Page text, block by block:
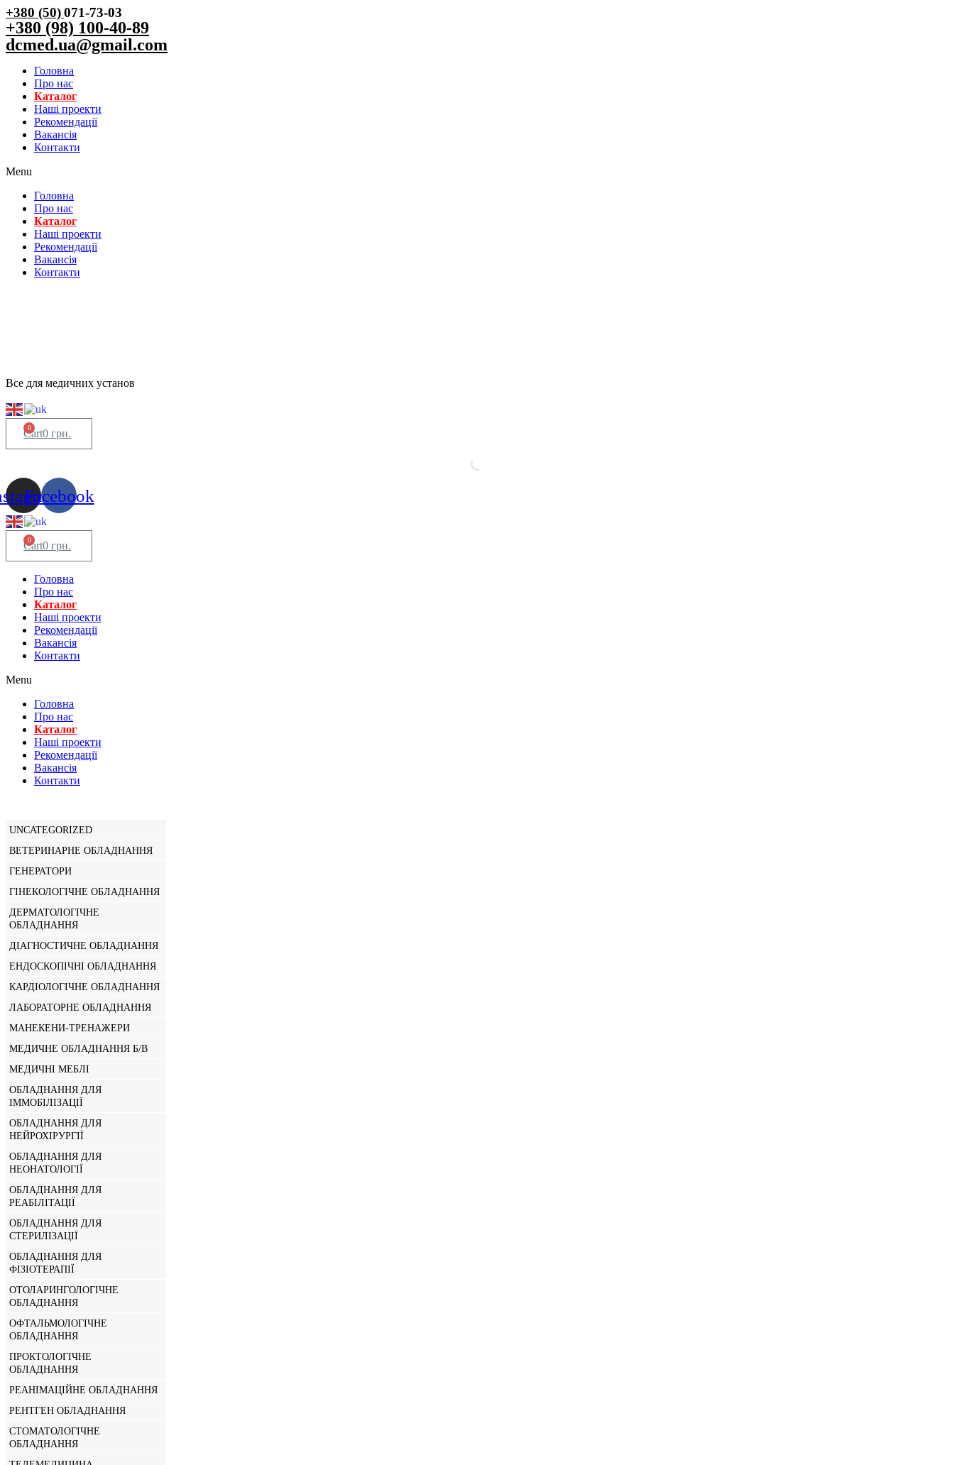
+380 (50)071-73-03
+380 (98) 100-40-89
dcmed.ua@gmail.com
Головна
Про нас
Каталог
Нашi проекти
Рекомендації
Вакансiя
Контакти
Menu
Головна
Про нас
Каталог
Нашi проекти
Рекомендації
Вакансiя
Контакти
Все для медичних установ
0 грн.
0
Cart
Facebook
0 грн.
0
Cart
Головна
Про нас
Каталог
Нашi проекти
Рекомендації
Вакансiя
Контакти
Menu
Головна
Про нас
Каталог
Нашi проекти
Рекомендації
Вакансiя
Контакти
UNCATEGORIZED
ВЕТЕРИНАРНЕ ОБЛАДНАННЯ
ГЕНЕРАТОРИ
ГІНЕКОЛОГІЧНЕ ОБЛАДНАННЯ
ДЕРМАТОЛОГІЧНЕ
ОБЛАДНАННЯ
ДІАГНОСТИЧНЕ ОБЛАДНАННЯ
ЕНДОСКОПІЧНІ ОБЛАДНАННЯ
КАРДІОЛОГІЧНЕ ОБЛАДНАННЯ
ЛАБОРАТОРНЕ ОБЛАДНАННЯ
МАНЕКЕНИ-ТРЕНАЖЕРИ
МЕДИЧНЕ ОБЛАДНАННЯ Б/В
МЕДИЧНІ МЕБЛІ
ОБЛАДНАННЯ ДЛЯ
ІММОБІЛІЗАЦІЇ
ОБЛАДНАННЯ ДЛЯ
НЕЙРОХІРУРГІЇ
ОБЛАДНАННЯ ДЛЯ
НЕОНАТОЛОГІЇ
ОБЛАДНАННЯ ДЛЯ
РЕАБІЛІТАЦІЇ
ОБЛАДНАННЯ ДЛЯ
СТЕРИЛІЗАЦІЇ
ОБЛАДНАННЯ ДЛЯ
ФІЗІОТЕРАПІЇ
ОТОЛАРИНГОЛОГІЧНЕ
ОБЛАДНАННЯ
ОФТАЛЬМОЛОГІЧНЕ
ОБЛАДНАННЯ
ПРОКТОЛОГІЧНЕ
ОБЛАДНАННЯ
РЕАНІМАЦІЙНЕ ОБЛАДНАННЯ
РЕНТГЕН ОБЛАДНАННЯ
СТОМАТОЛОГІЧНЕ
ОБЛАДНАННЯ